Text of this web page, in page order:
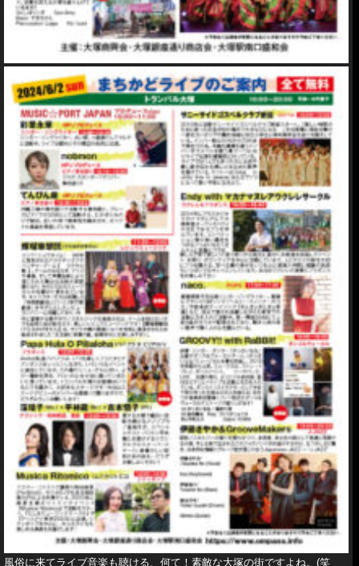
風俗に来てライブ音楽も聴ける、何て！素敵な大塚の街ですよね。(笑